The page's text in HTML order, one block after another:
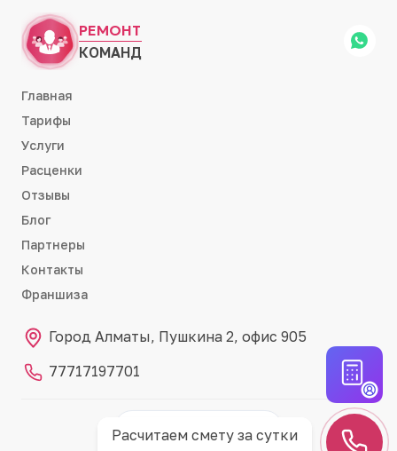
Расчитаем смету за сутки
РЕМОНТ
КОМАНД
Главная
Тарифы
Услуги
Расценки
Отзывы
Блог
Партнеры
Контакты
Франшиза
Город Алматы, Пушкина 2, офис 905
77717197701